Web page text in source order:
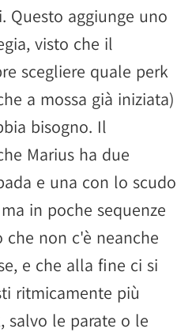
Questo aggiunge uno
visto che il
scegliere quale perk
a mossa già iniziata)
bisogno. Il
Marius ha due
e una con lo scudo
in poche sequenze
non c'è neanche
e che alla fine ci si
ritmicamente più
salvo le parate o le